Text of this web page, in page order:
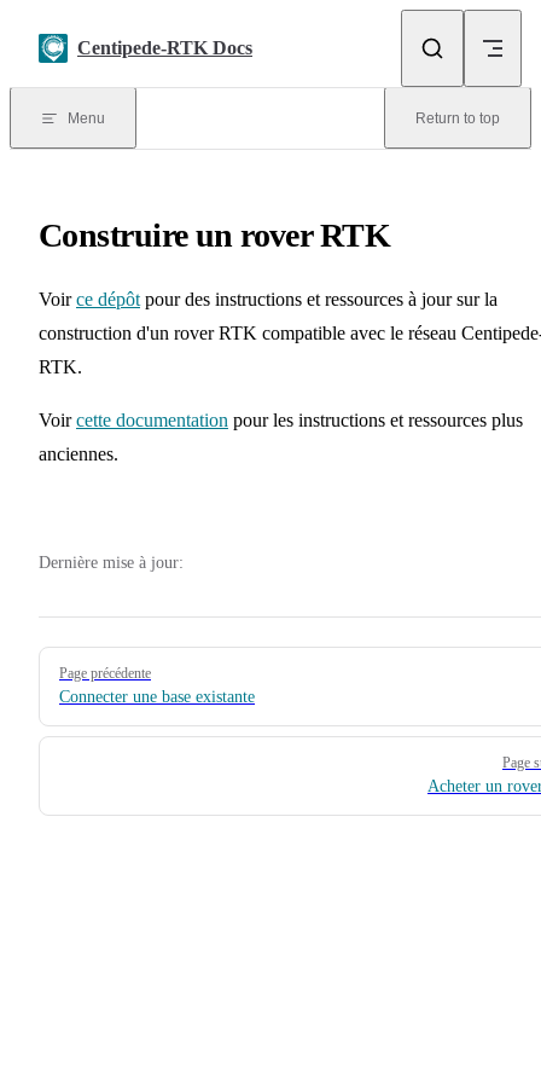
Centipede-RTK Docs
Menu Return to top
Construire un rover RTK
Voirce dépôt pour des instructions et ressources à jour sur la
construction d'un rover RTK compatible avec le réseau
RTK.
Voircette documentation pour les instructions et ressources plus
anciennes.
Dernière mise à jour:
Pager
Page précédente
Connecter une base existante
Page
Acheter un